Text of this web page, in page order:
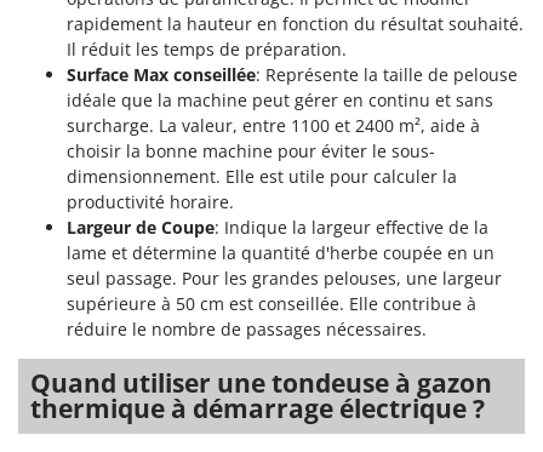
Yard Force
Zanon
Zephir
ZGrills
Zodiac
Zomax
rapidement la hauteur en fonction du résultat souhaité.
Il réduit les temps de préparation.
Surface Max conseillée: Représente la taille de pelouse
idéale que la machine peut gérer en continu et sans
surcharge. La valeur, entre 1100 et 2400 m², aide à
choisir la bonne machine pour éviter le sous-
dimensionnement. Elle est utile pour calculer la
productivité horaire.
Largeur de Coupe: Indique la largeur effective de la
lame et détermine la quantité d'herbe coupée en un
seul passage. Pour les grandes pelouses, une largeur
supérieure à 50 cm est conseillée. Elle contribue à
réduire le nombre de passages nécessaires.
Quand utiliser une tondeuse à gazon
thermique à démarrage électrique ?